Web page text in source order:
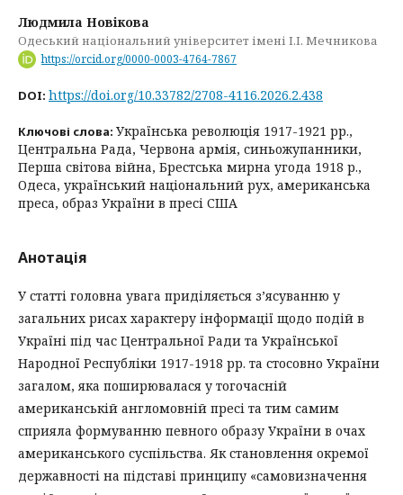
Людмила Новікова
Одеський національний університет імені І.І. Мечникова
https://orcid.org/0000-0003-4764-7867
DOI: https://doi.org/10.33782/2708-4116.2026.2.438
Ключові слова: Українська революція 1917-1921 рр.,
Центральна Рада, Червона армія, синьожупанники,
Перша світова війна, Брестська мирна угода 1918 р.,
Одеса, український національний рух, американська
преса, образ України в пресі США
Анотація
У статті головна увага приділяється з’ясуванню у
загальних рисах характеру інформації щодо подій в
Україні під час Центральної Ради та Української
Народної Республіки 1917-1918 рр. та стосовно України
загалом, яка поширювалася у тогочасній
американській англомовній пресі та тим самим
сприяла формуванню певного образу України в очах
американського суспільства. Як становлення окремої
державності на підставі принципу «самовизначення